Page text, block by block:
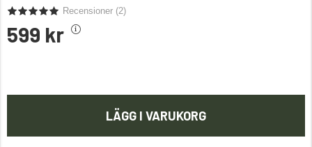
Recensioner (2)
599 kr
LÄGG I VARUKORG